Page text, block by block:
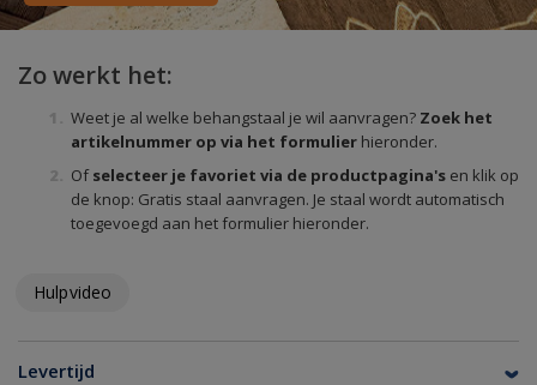
Zo werkt het:
Weet je al welke behangstaal je wil aanvragen? Zoek het
artikelnummer op via het formulier hieronder.
Ofselecteer je favoriet via de productpagina's en klik op
de knop: Gratis staal aanvragen. Je staal wordt automatisch
toegevoegd aan het formulier hieronder.
Hulpvideo
Levertijd